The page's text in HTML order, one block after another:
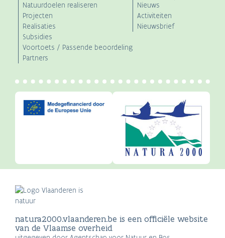
Natuurdoelen realiseren
Projecten
Realisaties
Subsidies
Voortoets / Passende beoordeling
Partners
Nieuws
Activiteiten
Nieuwsbrief
natura2000.vlaanderen.be is een officiële website
van de Vlaamse overheid